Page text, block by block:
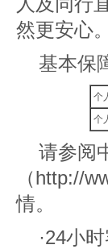
然更安心。
基本保
个
个
请参阅
（http://
情。
·24小